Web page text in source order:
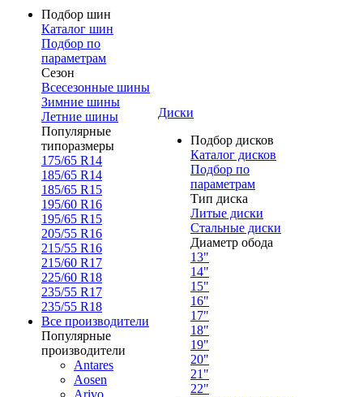
Подбор шин
Каталог шин
Подбор по
параметрам
Сезон
Всесезонные шины
Зимние шины
Летние шины
Популярные
типоразмеры
175/65 R14
185/65 R14
185/65 R15
195/60 R16
195/65 R15
205/55 R16
215/55 R16
215/60 R17
225/60 R18
235/55 R17
235/55 R18
Все производители
Популярные
производители
Antares
Aosen
Arivo
Диски
Подбор дисков
Каталог дисков
Подбор по
параметрам
Тип диска
Литые диски
Стальные диски
Диаметр обода
13"
14"
15"
16"
17"
18"
19"
20"
21"
22"